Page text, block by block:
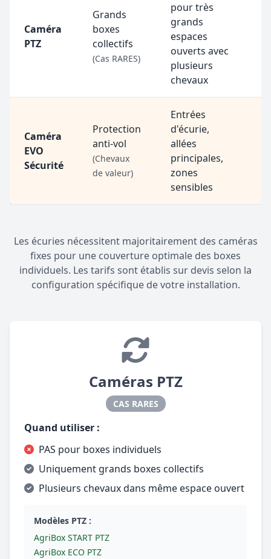
Caméra
PTZ
Grands
boxes
collectifs
(Cas RARES)
pour très
grands
espaces
ouverts avec
plusieurs
chevaux
Caméra
EVO
Sécurité
Protection
anti-vol
(Chevaux
de valeur)
Entrées
d'écurie,
allées
principales,
zones
sensibles
Les écuries nécessitent majoritairement des caméras
fixes pour une couverture optimale des boxes
individuels. Les tarifs sont établis sur devis selon la
configuration spécifique de votre installation.
Caméras PTZ
CAS RARES
Quand utiliser :
PAS pour boxes individuels
Uniquement grands boxes collectifs
Plusieurs chevaux dans même espace ouvert
Modèles PTZ :
AgriBox START PTZ
AgriBox ECO PTZ